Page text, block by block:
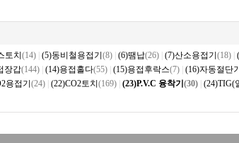
토치 (14) (5)동비철용접기 (8) (6)땜납(26) (7)산소용접기 (18)
장갑(144) (14)용접홀다(55) (15)용접후락스(7) (16)자동절단기
용접기 (24) (22)CO2토치 (169) (23)P.V.C 융착기 (30) (24)TIG(